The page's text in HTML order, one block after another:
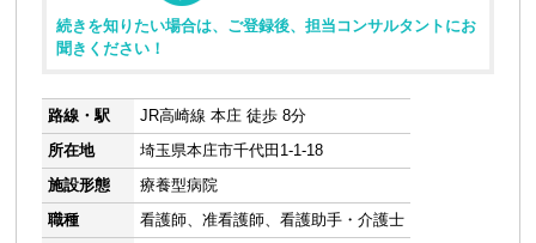
続きを知りたい場合は、ご登録後、担当コンサルタントにお
聞きください！
路線・駅
JR高崎線 本庄 徒歩 8分
所在地
埼玉県本庄市千代田1-1-18
施設形態
療養型病院
職種
看護師、准看護師、看護助手・介護士